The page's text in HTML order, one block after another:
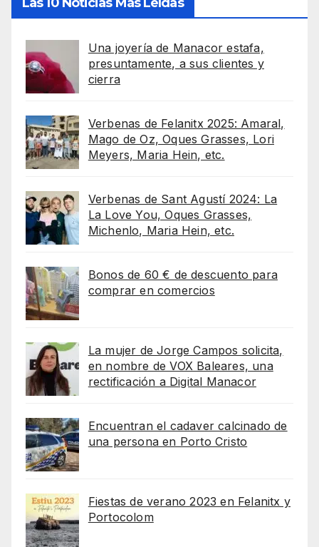
Una joyería de Manacor estafa,
presuntamente, a sus clientes y
cierra
Verbenas de Felanitx 2025: Amaral,
Mago de Oz, Oques Grasses, Lori
Meyers, Maria Hein, etc.
Verbenas de Sant Agustí 2024: La
La Love You, Oques Grasses,
Michenlo, Maria Hein, etc.
Bonos de 60 € de descuento para
comprar en comercios
La mujer de Jorge Campos solicita,
en nombre de VOX Baleares, una
rectificación a Digital Manacor
Encuentran el cadaver calcinado de
una persona en Porto Cristo
Fiestas de verano 2023 en Felanitx y
Portocolom